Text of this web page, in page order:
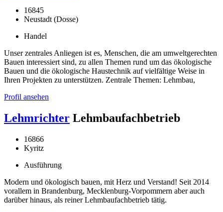
16845
Neustadt (Dosse)
Handel
Unser zentrales Anliegen ist es, Menschen, die am umweltgerechten
Bauen interessiert sind, zu allen Themen rund um das ökologische
Bauen und die ökologische Haustechnik auf vielfältige Weise in
Ihren Projekten zu unterstützen. Zentrale Themen: Lehmbau,
Profil ansehen
Lehmrichter Lehmbaufachbetrieb
16866
Kyritz
Ausführung
Modern und ökologisch bauen, mit Herz und Verstand! Seit 2014
vorallem in Brandenburg, Mecklenburg-Vorpommern aber auch
darüber hinaus, als reiner Lehmbaufachbetrieb tätig.